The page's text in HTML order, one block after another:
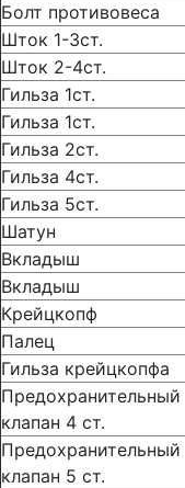
Болт противовеса
Шток 1-3ст.
Шток 2-4ст.
Гильза 1ст.
Гильза 1ст.
Гильза 2ст.
Гильза 4ст.
Гильза 5ст.
Шатун
Вкладыш
Вкладыш
Крейцкопф
Палец
Гильза крейцкопфа
Предохранительный
клапан 4 ст.
Предохранительный
клапан 5 ст.